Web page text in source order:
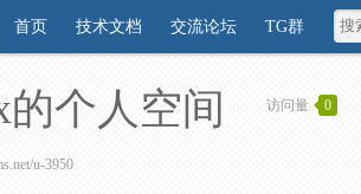
首页 技术文档 交流论坛 TG群
的个人空间 访问量 0
u-3950